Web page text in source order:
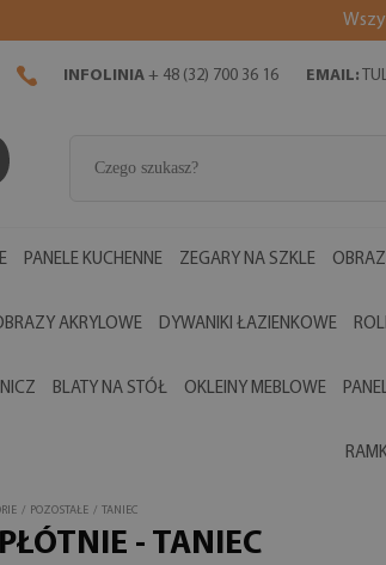
INFOLINIA + 48 (32) 700 36 16 EMAIL:
PANELE KUCHENNE ZEGARY NA SZKLE
AKRYLOWE DYWANIKI ŁAZIENKOWE
BLATY NA STÓŁ OKLEINY MEBLOWE
/ POZOSTAŁE / TANIEC
- TANIEC